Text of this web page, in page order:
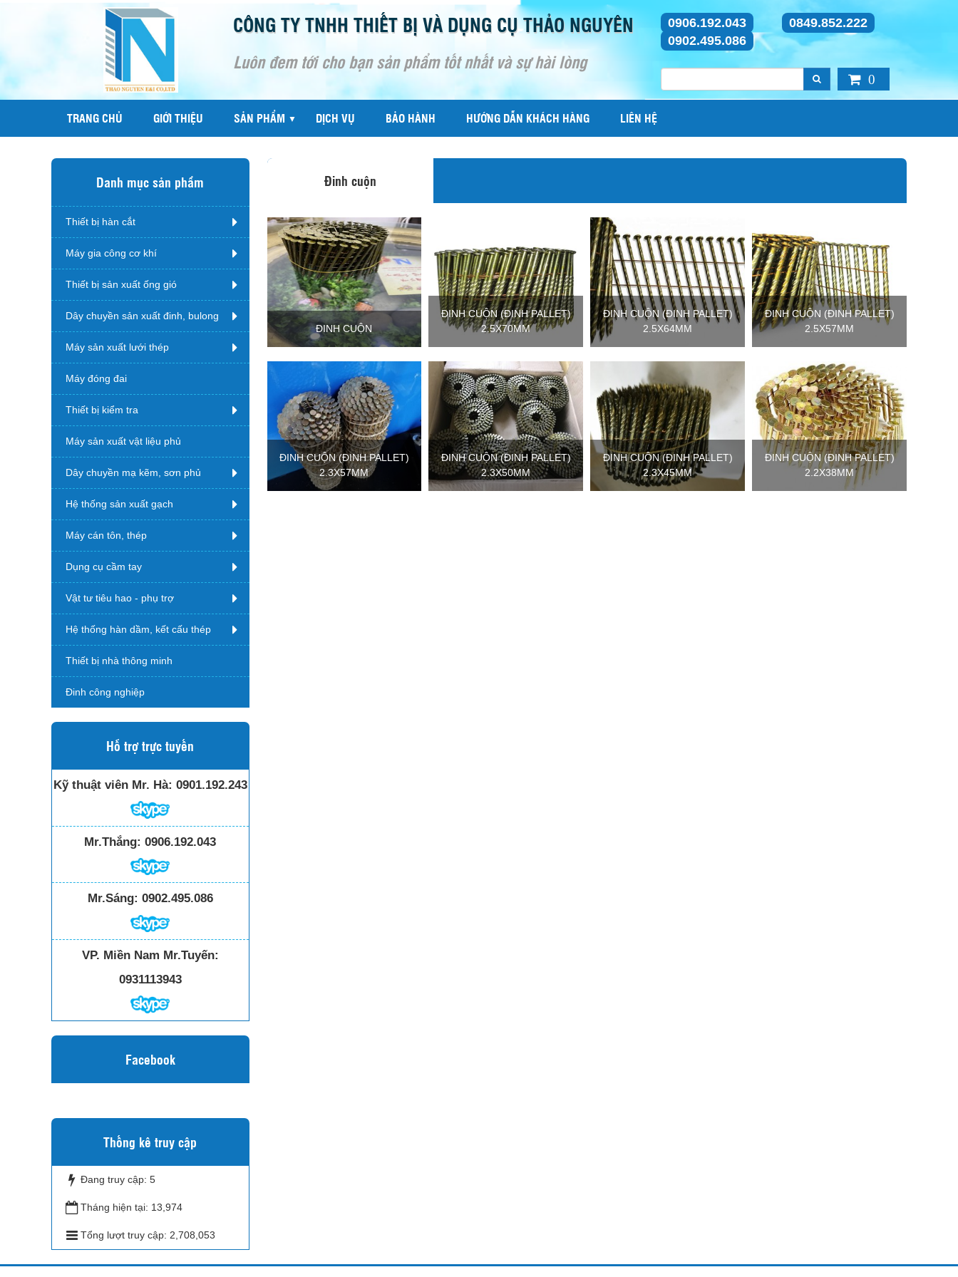
CÔNG TY TNHH THIẾT BỊ VÀ DỤNG CỤ THẢO NGUYÊN
Luôn đem tới cho bạn sản phẩm tốt nhất và sự hài lòng
0906.192.043
0849.852.222
0902.495.086
0
TRANG CHỦ GIỚI THIỆU SẢN PHẨM ▼ DỊCH VỤ BẢO HÀNH HƯỚNG DẪN KHÁCH HÀNG LIÊN HỆ
Đinh cuộn
ĐINH CUỘN
ĐINH CUỘN (ĐINH PALLET)
2.5X70MM
ĐINH CUỘN (ĐINH PALLET)
2.5X64MM
ĐINH CUỘN (ĐINH PALLET)
2.5X57MM
ĐINH CUỘN (ĐINH PALLET)
2.3X57MM
ĐINH CUỘN (ĐINH PALLET)
2.3X50MM
ĐINH CUỘN (ĐINH PALLET)
2.3X45MM
ĐINH CUỘN (ĐINH PALLET)
2.2X38MM
Danh mục sản phẩm
Thiết bị hàn cắt
Máy gia công cơ khí
Thiết bị sản xuất ống gió
Dây chuyền sản xuất đinh, bulong
Máy sản xuất lưới thép
Máy đóng đai
Thiết bị kiểm tra
Máy sản xuất vật liệu phủ
Dây chuyền mạ kẽm, sơn phủ
Hệ thống sản xuất gạch
Máy cán tôn, thép
Dụng cụ cầm tay
Vật tư tiêu hao - phụ trợ
Hệ thống hàn dầm, kết cấu thép
Thiết bị nhà thông minh
Đinh công nghiệp
Hỗ trợ trực tuyến
Kỹ thuật viên Mr. Hà: 0901.192.243
Mr.Thắng: 0906.192.043
Mr.Sáng: 0902.495.086
VP. Miền Nam Mr.Tuyến:
0931113943
Facebook
Thống kê truy cập
Đang truy cập: 5
Tháng hiện tại: 13,974
Tổng lượt truy cập: 2,708,053